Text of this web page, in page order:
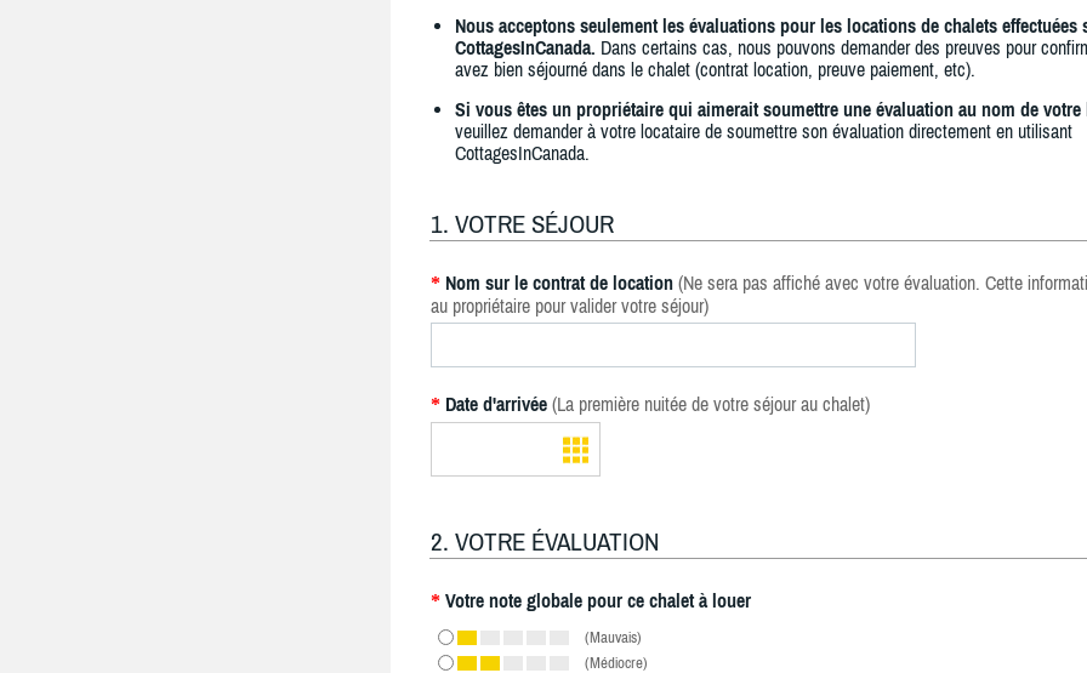
Nous acceptons seulement les évaluations pour les locations de chalets effectuées
CottagesInCanada. Dans certains cas, nous pouvons demander des preuves pour
avez bien séjourné dans le chalet (contrat location, preuve paiement, etc).
Si vous êtes un propriétaire qui aimerait soumettre une évaluation au nom de votre
veuillez demander à votre locataire de soumettre son évaluation directement en utilisant
CottagesInCanada.
1. VOTRE SÉJOUR
* Nom sur le contrat de location (Ne sera pas affiché avec votre évaluation. Cette
au propriétaire pour valider votre séjour)
* Date d'arrivée (La première nuitée de votre séjour au chalet)
2. VOTRE ÉVALUATION
* Votre note globale pour ce chalet à louer
(Mauvais)
(Médiocre)